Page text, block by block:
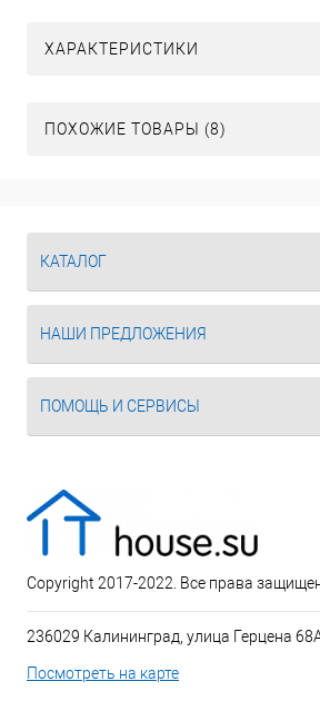
ХАРАКТЕРИСТИКИ
ПОХОЖИЕ ТОВАРЫ (8)
КАТАЛОГ
НАШИ ПРЕДЛОЖЕНИЯ
ПОМОЩЬ И СЕРВИСЫ
Copyright 2017-2022. Все права
236029 Калининград, улица Герцена
Посмотреть на карте